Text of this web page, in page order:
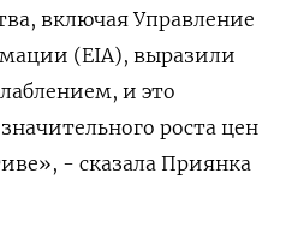
включая Управление
(EIA), выразили
и это
роста цен
- сказала Приянка